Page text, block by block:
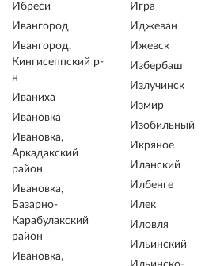
Ибреси
Ивангород
Ивангород,
Кингисеппский р-
н
Иваниха
Ивановка
Ивановка,
Аркадакский
район
Ивановка,
Базарно-
Карабулакский
район
Ивановка,
Игра
Иджеван
Ижевск
Избербаш
Излучинск
Измир
Изобильный
Икряное
Иланский
Илбенге
Илек
Иловля
Ильинский